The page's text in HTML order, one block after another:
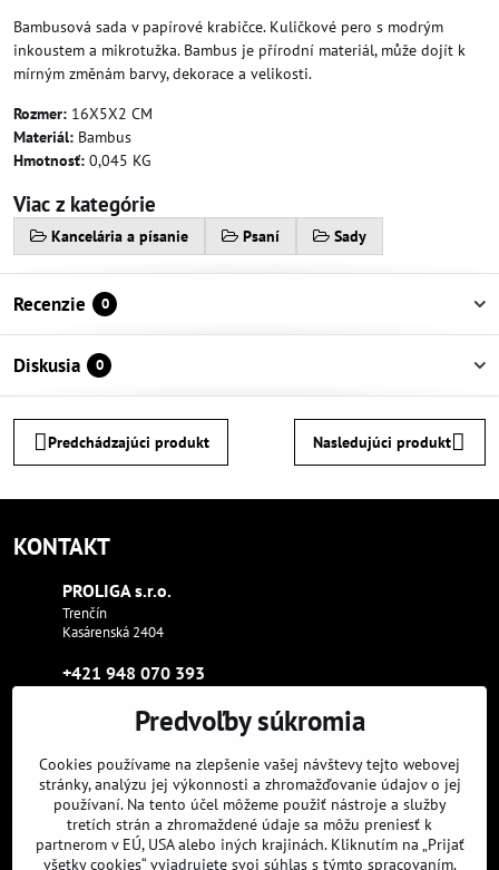
Bambusová sada v papírové krabičce. Kuličkové pero s modrým
inkoustem a mikrotužka. Bambus je přírodní materiál, může dojít k
mírným změnám barvy, dekorace a velikosti.
Rozmer: 16X5X2 CM
Materiál: Bambus
Hmotnosť: 0,045 KG
Viac z kategórie
Kancelária a písanie Psaní Sady
Recenzie 0
Diskusia 0
Predchádzajúci produkt Nasledujúci produkt
KONTAKT
PROLIGA s​.r​.o​.
Trenčín
Kasárenská 2404
+421 948 070 393
proliga​@proliga​.eu
Sme tam, kde aj vy:
Facebook Instagram Youtube
Predvoľby súkromia
Cookies používame na zlepšenie vašej návštevy tejto webovej
stránky, analýzu jej výkonnosti a zhromažďovanie údajov o jej
používaní. Na tento účel môžeme použiť nástroje a služby
tretích strán a zhromaždené údaje sa môžu preniesť k
partnerom v EÚ, USA alebo iných krajinách. Kliknutím na „Prijať
všetky cookies“ vyjadrujete svoj súhlas s týmto spracovaním.